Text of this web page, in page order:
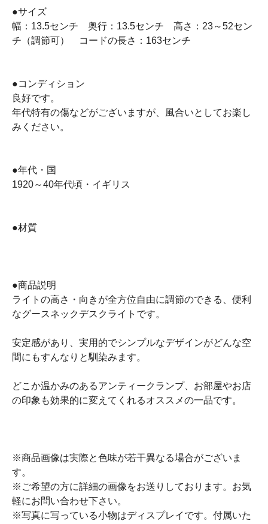
●サイズ
幅：13.5センチ 奥行：13.5センチ 高さ：23～52セン
チ（調節可） コードの長さ：163センチ
●コンディション
良好です。
年代特有の傷などがございますが、風合いとしてお楽し
みください。
●年代・国
1920～40年代頃・イギリス
●材質
●商品説明
ライトの高さ・向きが全方位自由に調節のできる、便利
なグースネックデスクライトです。
安定感があり、実用的でシンプルなデザインがどんな空
間にもすんなりと馴染みます。
どこか温かみのあるアンティークランプ、お部屋やお店
の印象も効果的に変えてくれるオススメの一品です。
※商品画像は実際と色味が若干異なる場合がございま
す。
※ご希望の方に詳細の画像をお送りしております。お気
軽にお問い合わせ下さい。
※写真に写っている小物はディスプレイです。付属いた